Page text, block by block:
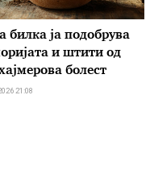
билка ја подобрува
и штити од
болест
21:08